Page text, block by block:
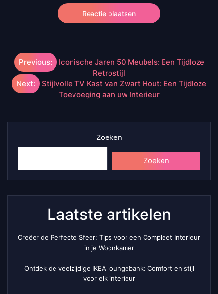
Berichtnavigatie
Previous:
Iconische Jaren 50 Meubels: Een Tijdloze
Retrostijl
Next:
Stijlvolle TV Kast van Zwart Hout: Een Tijdloze
Toevoeging aan uw Interieur
Zoeken
Zoeken
Laatste artikelen
Creëer de Perfecte Sfeer: Tips voor een Compleet Interieur
in je Woonkamer
Ontdek de veelzijdige IKEA loungebank: Comfort en stijl
voor elk interieur